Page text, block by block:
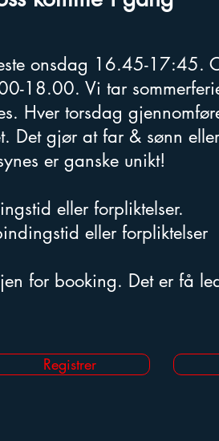
onsdag 16.45-17:45.
18.00. Vi tar
Hver torsdag
Det gjør at far & sønn
er ganske unikt!
eller forpliktelser.
eller forpliktelser
for booking. Det er få
Registrer